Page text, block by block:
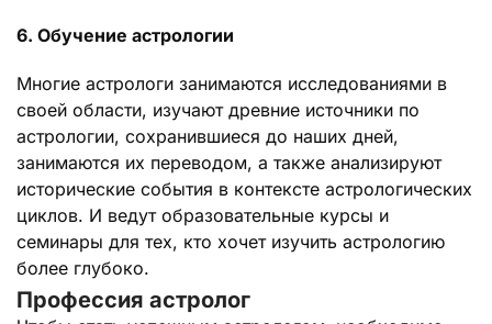
6. Обучение астрологии
Многие астрологи занимаются исследованиями в
своей области, изучают древние источники по
астрологии, сохранившиеся до наших дней,
занимаются их переводом, а также анализируют
исторические события в контексте астрологических
циклов. И ведут образовательные курсы и
семинары для тех, кто хочет изучить астрологию
более глубоко.
Профессия астролог